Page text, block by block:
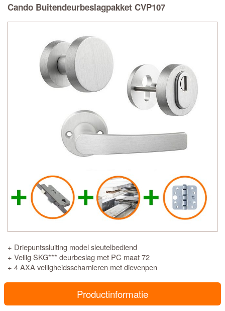
Cando Buitendeurbeslagpakket CVP107
+ Driepuntssluiting model sleutelbediend
+ Veilig SKG*** deurbeslag met PC maat 72
+ 4 AXA veiligheidsscharnieren met dievenpen
Productinformatie